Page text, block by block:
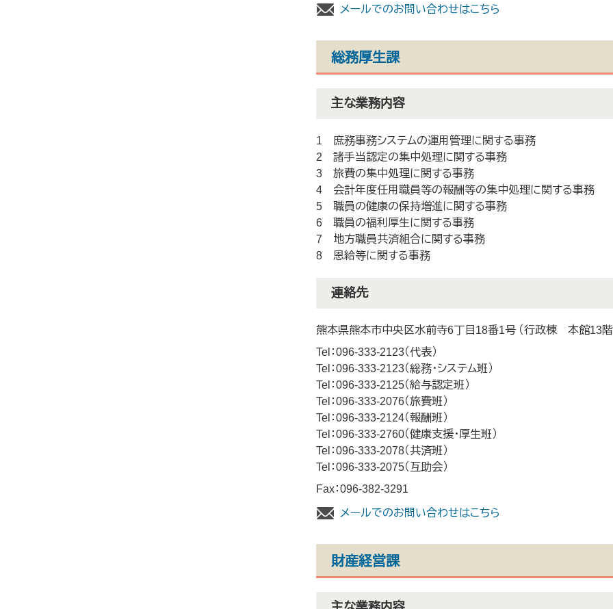
メールでのお問い合わせはこちら
総務厚生課
主な業務内容
1 庶務事務システムの運用管理に関する事務
2 諸手当認定の集中処理に関する事務
3 旅費の集中処理に関する事務
4 会計年度任用職員等の報酬等の集中処理に関する事務
5 職員の健康の保持増進に関する事務
6 職員の福利厚生に関する事務
7 地方職員共済組合に関する事務
8 恩給等に関する事務
連絡先
熊本県熊本市中央区水前寺6丁目18番1号 （行政棟 本館13階
Tel：096-333-2123 代表
Tel：096-333-2123 総務・システム班
Tel：096-333-2125 給与認定班
Tel：096-333-2076 旅費班
Tel：096-333-2124 報酬班
Tel：096-333-2760 健康支援・厚生班
Tel：096-333-2078 共済班
Tel：096-333-2075
互助会
Fax：096-382-3291
メールでのお問い合わせはこちら
財産経営課